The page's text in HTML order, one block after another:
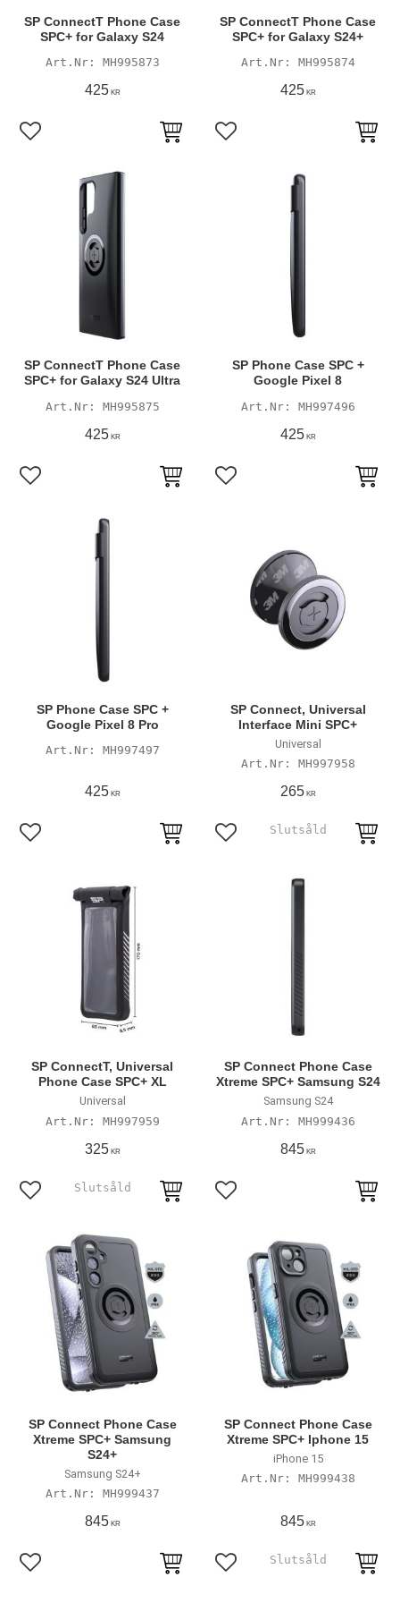
SP ConnectT Phone Case
SPC+ for Galaxy S24
MH995873
425KR
Lägg till i favoriter
SP ConnectT Phone Case
SPC+ for Galaxy S24+
MH995874
425KR
Lägg till i favoriter
SP ConnectT Phone Case
SPC+ for Galaxy S24 Ultra
MH995875
425KR
Lägg till i favoriter
SP Phone Case SPC +
Google Pixel 8
MH997496
425KR
Lägg till i favoriter
SP Phone Case SPC +
Google Pixel 8 Pro
MH997497
425KR
Lägg till i favoriter
SP Connect, Universal
Interface Mini SPC+
Universal
MH997958
265KR
Lägg till i favoriter
SP ConnectT, Universal
Phone Case SPC+ XL
Universal
MH997959
325KR
Lägg till i favoriter
SP Connect Phone Case
Xtreme SPC+ Samsung S24
Samsung S24
MH999436
845KR
Lägg till i favoriter
SP Connect Phone Case
Xtreme SPC+ Samsung
S24+
Samsung S24+
MH999437
845KR
Lägg till i favoriter
SP Connect Phone Case
Xtreme SPC+ Iphone 15
iPhone 15
MH999438
845KR
Lägg till i favoriter